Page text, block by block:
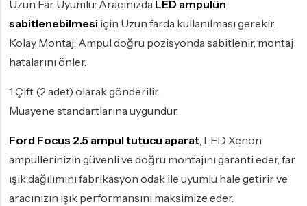
Uzun Far Uyumlu: Aracınızda LED ampulün
sabitlenebilmesi için Uzun farda kullanılması gerekir.
Kolay Montaj: Ampul doğru pozisyonda sabitlenir, montaj
hatalarını önler.
1 Çift (2 adet) olarak gönderilir.
Muayene standartlarına uygundur.
Ford Focus 2.5 ampul tutucu aparat, LED Xenon
ampullerinizin güvenli ve doğru montajını garanti eder, far
ışık dağılımını fabrikasyon odak ile uyumlu hale getirir ve
aracınızın ışık performansını maksimize eder.